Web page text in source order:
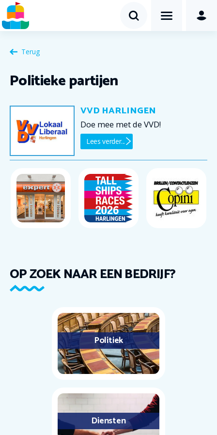
Terug
Politieke partijen
VVD HARLINGEN
Doe mee met de VVD!
Lees verder...
OP ZOEK NAAR EEN BEDRIJF?
Politiek
Diensten